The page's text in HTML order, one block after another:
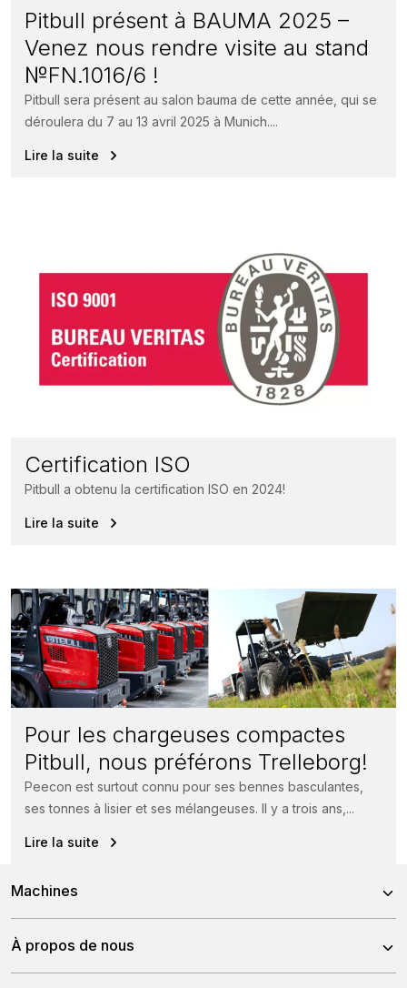
Pitbull présent à BAUMA 2025 –
Venez nous rendre visite au stand
№FN.1016/6 !
Pitbull sera présent au salon bauma de cette année, qui se
déroulera du 7 au 13 avril 2025 à Munich....
Lire la suite
Certification ISO
Pitbull a obtenu la certification ISO en 2024!
Lire la suite
Pour les chargeuses compactes
Pitbull, nous préférons Trelleborg!
Peecon est surtout connu pour ses bennes basculantes,
ses tonnes à lisier et ses mélangeuses. Il y a trois ans,...
Lire la suite
Machines
X24-26V
À propos de nous